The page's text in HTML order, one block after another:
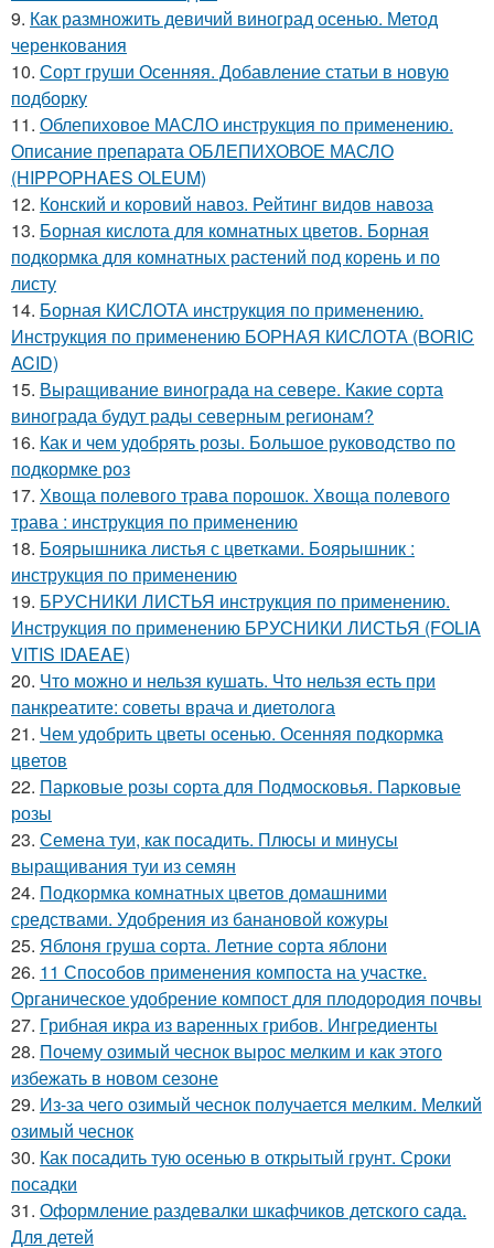
9. Как размножить девичий виноград осенью. Метод
черенкования
10. Сорт груши Осенняя. Добавление статьи в новую
подборку
11. Облепиховое МАСЛО инструкция по применению.
Описание препарата ОБЛЕПИХОВОЕ МАСЛО
(HIPPOPHAES OLEUM)
12. Конский и коровий навоз. Рейтинг видов навоза
13. Борная кислота для комнатных цветов. Борная
подкормка для комнатных растений под корень и по
листу
14. Борная КИСЛОТА инструкция по применению.
Инструкция по применению БОРНАЯ КИСЛОТА (BORIC
ACID)
15. Выращивание винограда на севере. Какие сорта
винограда будут рады северным регионам?
16. Как и чем удобрять розы. Большое руководство по
подкормке роз
17. Хвоща полевого трава порошок. Хвоща полевого
трава : инструкция по применению
18. Боярышника листья с цветками. Боярышник :
инструкция по применению
19. БРУСНИКИ ЛИСТЬЯ инструкция по применению.
Инструкция по применению БРУСНИКИ ЛИСТЬЯ (FOLIA
VITIS IDAEAE)
20. Что можно и нельзя кушать. Что нельзя есть при
панкреатите: советы врача и диетолога
21. Чем удобрить цветы осенью. Осенняя подкормка
цветов
22. Парковые розы сорта для Подмосковья. Парковые
розы
23. Семена туи, как посадить. Плюсы и минусы
выращивания туи из семян
24. Подкормка комнатных цветов домашними
средствами. Удобрения из банановой кожуры
25. Яблоня груша сорта. Летние сорта яблони
26. 11 Способов применения компоста на участке.
Органическое удобрение компост для плодородия почвы
27. Грибная икра из варенных грибов. Ингредиенты
28. Почему озимый чеснок вырос мелким и как этого
избежать в новом сезоне
29. Из-за чего озимый чеснок получается мелким. Мелкий
озимый чеснок
30. Как посадить тую осенью в открытый грунт. Сроки
посадки
31. Оформление раздевалки шкафчиков детского сада.
Для детей